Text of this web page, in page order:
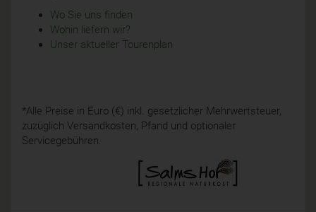
Wo Sie uns finden
Wohin liefern wir?
Unser aktueller Tourenplan
*Alle Preise in Euro (€) inkl. gesetzlicher Mehrwertsteuer,
zuzüglich Versandkosten, Pfand und optionaler
Servicegebühren.